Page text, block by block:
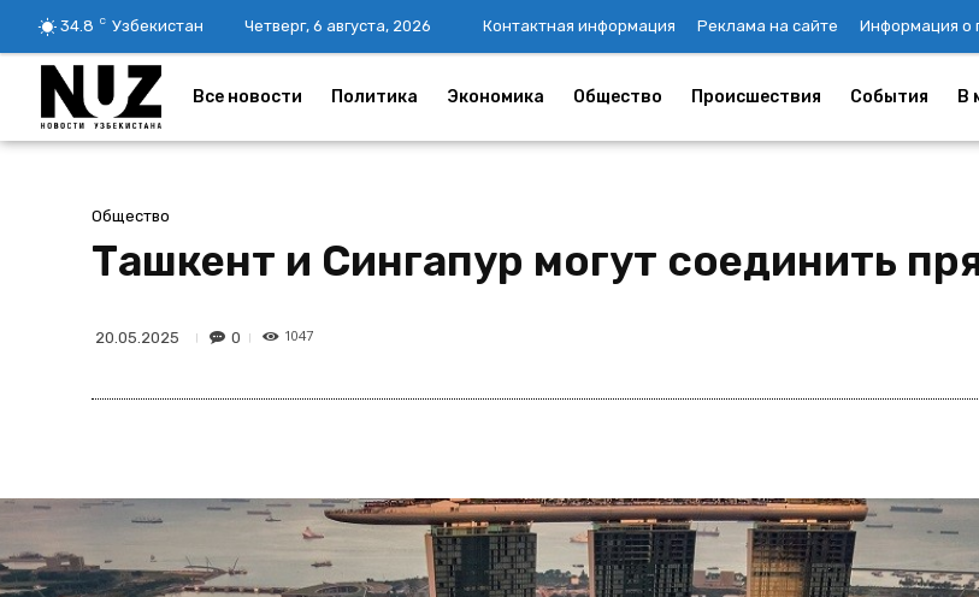
34.8 C Узбекистан Четверг, 6 августа, 2026 Контактная информация Реклама на сайте Информация о
Все новости Политика Экономика Общество Происшествия События В
Общество
Ташкент и Сингапур могут соединить
20.05.2025 0 1047